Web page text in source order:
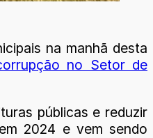
na manhã desta
no Setor de
públicas e reduzir
2024 e vem sendo